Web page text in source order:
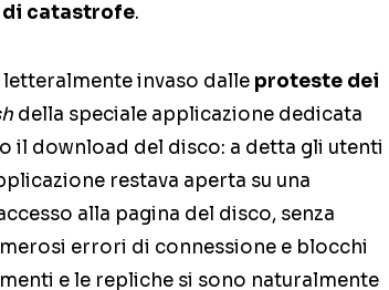
di catastrofe.
invaso dalle proteste dei
della speciale applicazione dedicata
il download del disco: a detta gli utenti
restava aperta su una
alla pagina del disco, senza
errori di connessione e blocchi
e le repliche si sono naturalmente